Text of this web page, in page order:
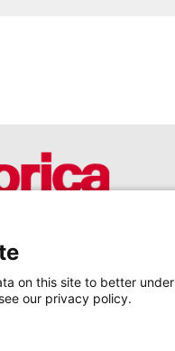
on this site to better
our privacy policy.